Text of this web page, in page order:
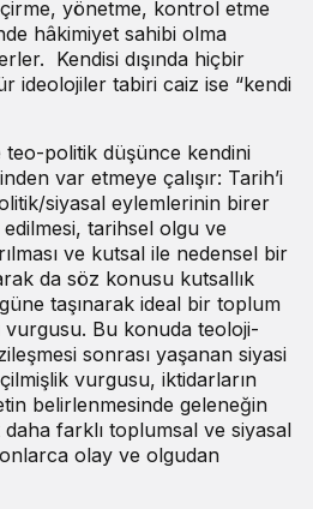
yönetme, kontrol etme
hâkimiyet sahibi olma
Kendisi dışında hiçbir
ideolojiler tabiri caiz ise “kendi
politik düşünce kendini
var etmeye çalışır: Tarih’i
siyasal eylemlerinin birer
tarihsel olgu ve
ve kutsal ile nedensel bir
da söz konusu kutsallık
taşınarak ideal bir toplum
vurgusu. Bu konuda teoloji-
sonrası yaşanan siyasi
vurgusu, iktidarların
belirlenmesinde geleneğin
farklı toplumsal ve siyasal
olay ve olgudan